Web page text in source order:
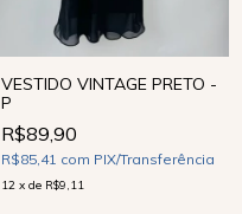
VESTIDO VINTAGE PRETO -
P
R$89,90
R$85,41 com PIX/Transferência
12 x de R$9,11